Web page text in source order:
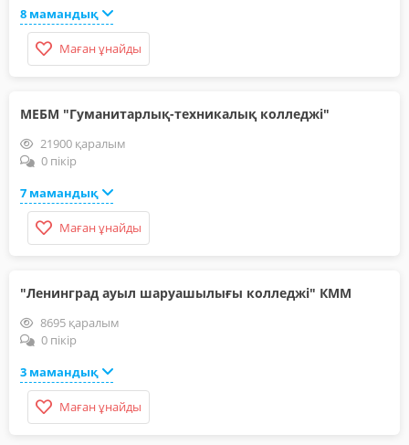
8 мамандық
Маған ұнайды
МЕБМ "Гуманитарлық-техникалық колледжі"
21900 қаралым
0 пікір
7 мамандық
Маған ұнайды
"Ленинград ауыл шаруашылығы колледжі" КММ
8695 қаралым
0 пікір
3 мамандық
Маған ұнайды